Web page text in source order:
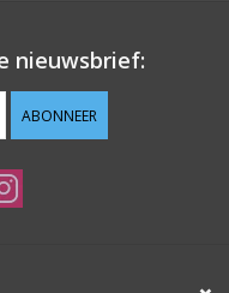
nieuwsbrief:
ABONNEER